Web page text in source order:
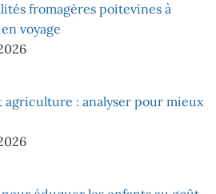
fromagères poitevines à
voyage
agriculture : analyser pour mieux